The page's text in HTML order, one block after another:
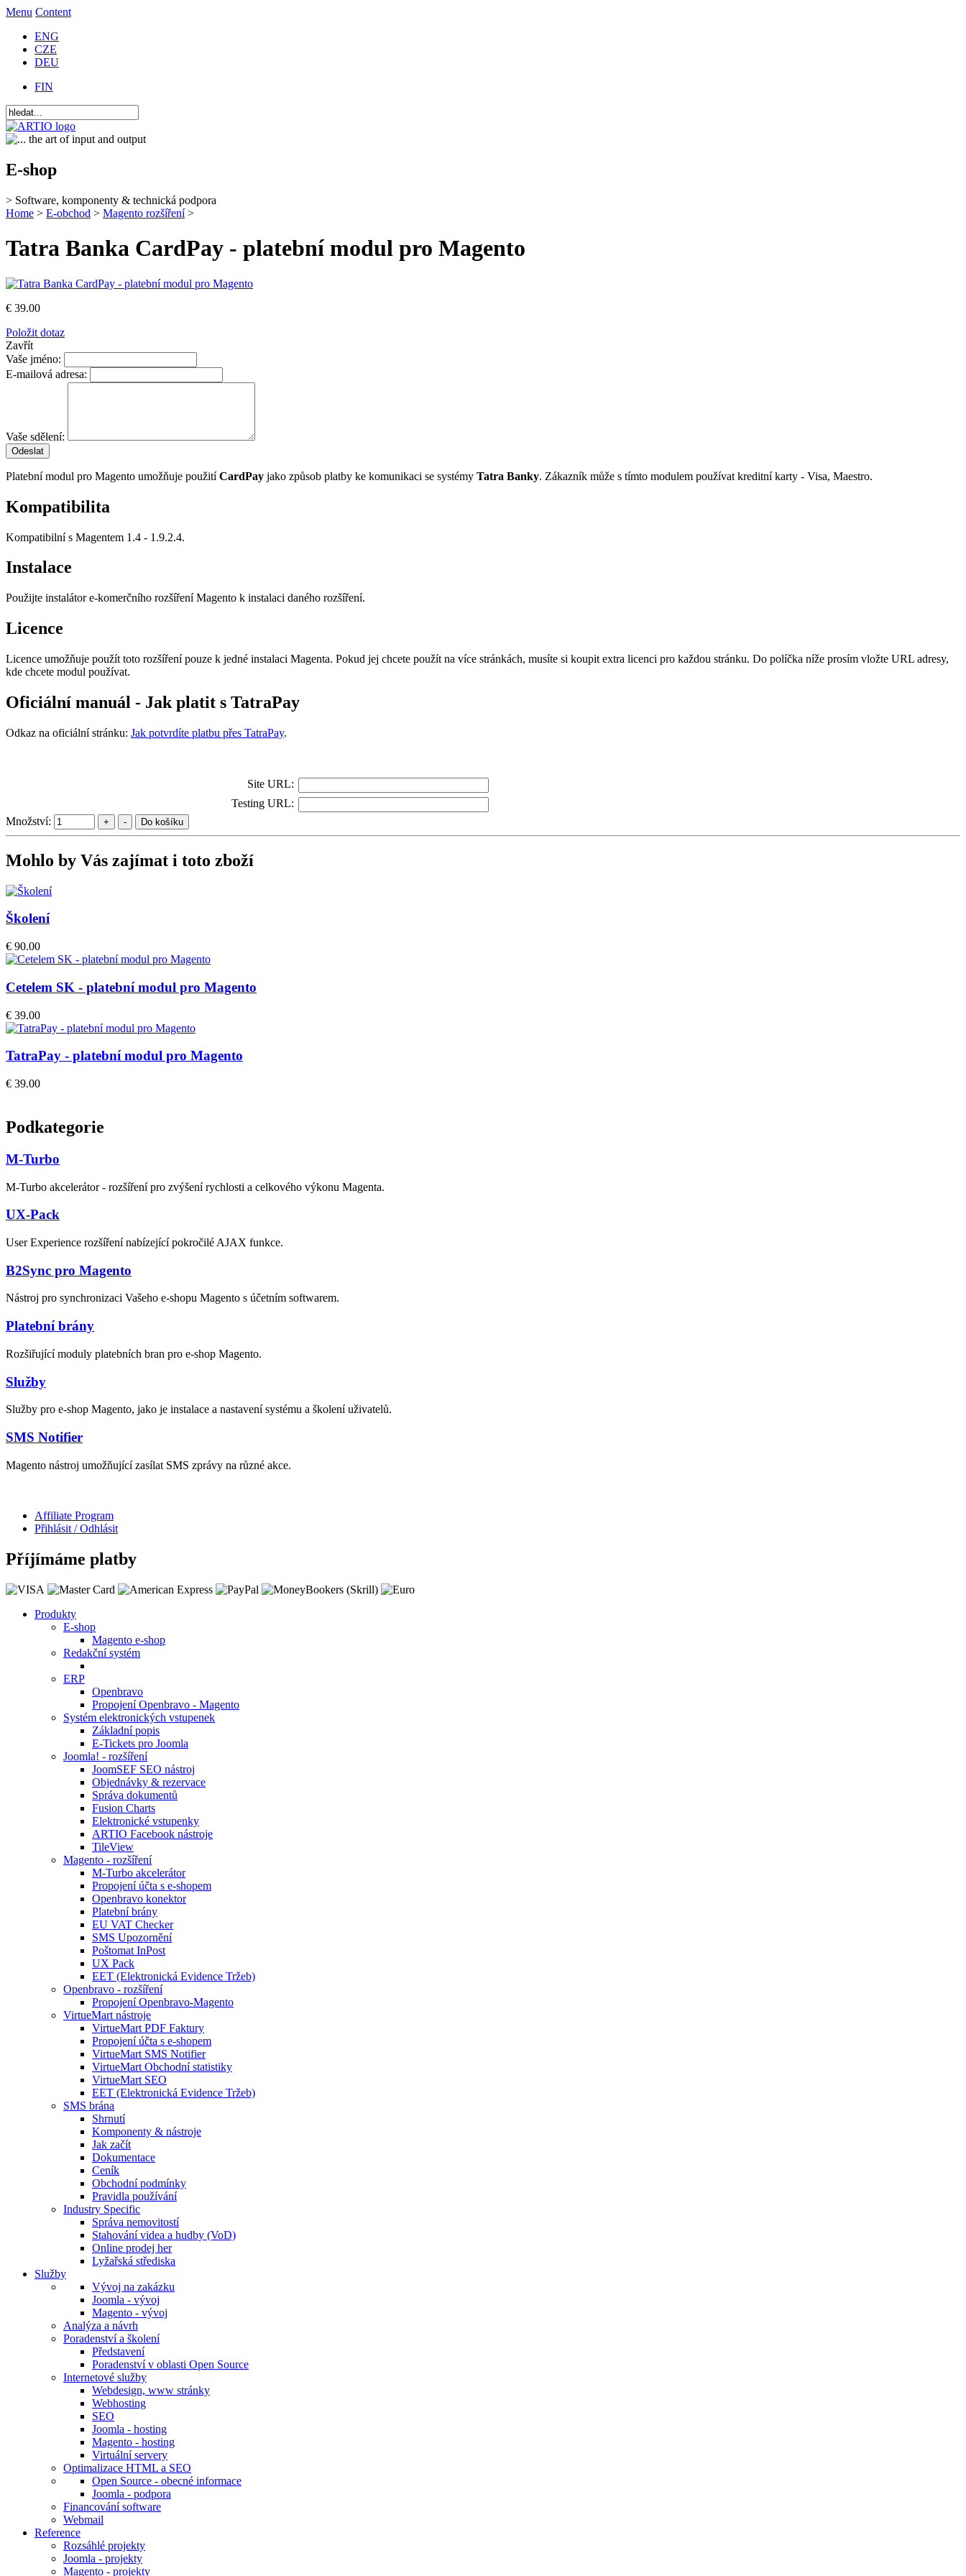
Menu Content
ENG
CZE
DEU
FIN
E-shop
> Software, komponenty & technická podpora
Home > E-obchod > Magento rozšíření>
Tatra Banka CardPay - platební modul pro Magento
€ 39.00
Položit dotaz
Zavřít
Vaše jméno:
E-mailová adresa:
Vaše sdělení:
Odeslat
Platební modul pro Magento umožňuje použitíCardPay jako způsob platby ke komunikaci se systémy Tatra Banky. Zákazník může s tímto modulem používat kreditní karty - Visa, Maestro.
Kompatibilita
Kompatibilní s Magentem 1.4 - 1.9.2.4.
Instalace
Použijte instalátor e-komerčního rozšíření Magento k instalaci daného rozšíření.
Licence
Licence umožňuje použít toto rozšíření pouze k jedné instalaci Magenta. Pokud jej chcete použít na více stránkách, musíte si koupit extra licenci pro každou stránku. Do políčka níže prosím vložte URL adresy,
kde chcete modul používat.
Oficiální manuál - Jak platit s TatraPay
Odkaz na oficiální stránku: Jak potvrdíte platbu přes TatraPay.
Site URL:
Testing URL:
Množství:
Do košíku
Mohlo by Vás zajímat i toto zboží
Školení
€ 90.00
Cetelem SK - platební modul pro Magento
€ 39.00
TatraPay - platební modul pro Magento
€ 39.00
Podkategorie
M-Turbo
M-Turbo akcelerátor - rozšíření pro zvýšení rychlosti a celkového výkonu Magenta.
UX-Pack
User Experience rozšíření nabízející pokročilé AJAX funkce.
B2Sync pro Magento
Nástroj pro synchronizaci Vašeho e-shopu Magento s účetním softwarem.
Platební brány
Rozšiřující moduly platebních bran pro e-shop Magento.
Služby
Služby pro e-shop Magento, jako je instalace a nastavení systému a školení uživatelů.
SMS Notifier
Magento nástroj umožňující zasílat SMS zprávy na různé akce.
Affiliate Program
Přihlásit / Odhlásit
Příjímáme platby
Produkty
E-shop
Magento e-shop
Redakční systém
ERP
Openbravo
Propojení Openbravo - Magento
Systém elektronických vstupenek
Základní popis
E-Tickets pro Joomla
Joomla! - rozšíření
JoomSEF SEO nástroj
Objednávky & rezervace
Správa dokumentů
Fusion Charts
Elektronické vstupenky
ARTIO Facebook nástroje
TileView
Magento - rozšíření
M-Turbo akcelerátor
Propojení účta s e-shopem
Openbravo konektor
Platební brány
EU VAT Checker
SMS Upozornění
Poštomat InPost
UX Pack
EET (Elektronická Evidence Tržeb)
Openbravo - rozšíření
Propojení Openbravo-Magento
VirtueMart nástroje
VirtueMart PDF Faktury
Propojení účta s e-shopem
VirtueMart SMS Notifier
VirtueMart Obchodní statistiky
VirtueMart SEO
EET (Elektronická Evidence Tržeb)
SMS brána
Shrnutí
Komponenty & nástroje
Jak začít
Dokumentace
Ceník
Obchodní podmínky
Pravidla používání
Industry Specific
Správa nemovitostí
Stahování videa a hudby (VoD)
Online prodej her
Lyžařská střediska
Služby
Vývoj na zakázku
Joomla - vývoj
Magento - vývoj
Analýza a návrh
Poradenství a školení
Představení
Poradenství v oblasti Open Source
Internetové služby
Webdesign, www stránky
Webhosting
SEO
Joomla - hosting
Magento - hosting
Virtuální servery
Optimalizace HTML a SEO
Open Source - obecné informace
Joomla - podpora
Financování software
Webmail
Reference
Rozsáhlé projekty
Joomla - projekty
Magento - projekty